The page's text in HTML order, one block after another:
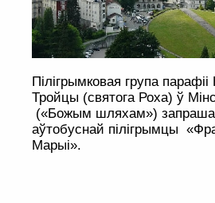
Пілігрымковая група
Тройцы (святога Роха) ў
(«Божым шляхам»)
аўтобуснай пілігрымцы
Марыі».